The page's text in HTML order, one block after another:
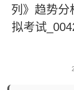
列》趋势分
拟考试